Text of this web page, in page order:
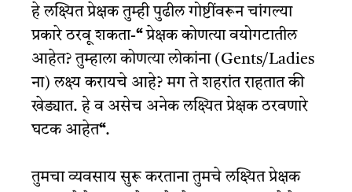
हे लक्ष्यित प्रेक्षक तुम्ही पुढील गोष्टींवरून चांगल्या
प्रकारे ठरवू शकता-“प्रेक्षक कोणत्या वयोगटातील
आहेत? तुम्हाला कोणत्या लोकांना (Gents/Ladies
ना) लक्ष्य करायचे आहे? मग ते शहरांत राहतात की
खेड्यात. हे व असेच अनेक लक्ष्यित प्रेक्षक ठरवणारे
घटक आहेत“.
तुमचा व्यवसाय सुरू करताना तुमचे लक्ष्यित प्रेक्षक